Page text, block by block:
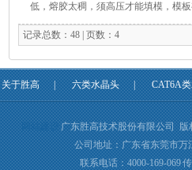
低，熔胶太稠，须高压才能填模，模
记录总数：48 | 页数：4
关于胜高 | 六类水晶头 | CAT6A
网站建设广东胜高技术股份有限公司 版
公司地址：广东省东莞市万
联系电话：4000-169-069